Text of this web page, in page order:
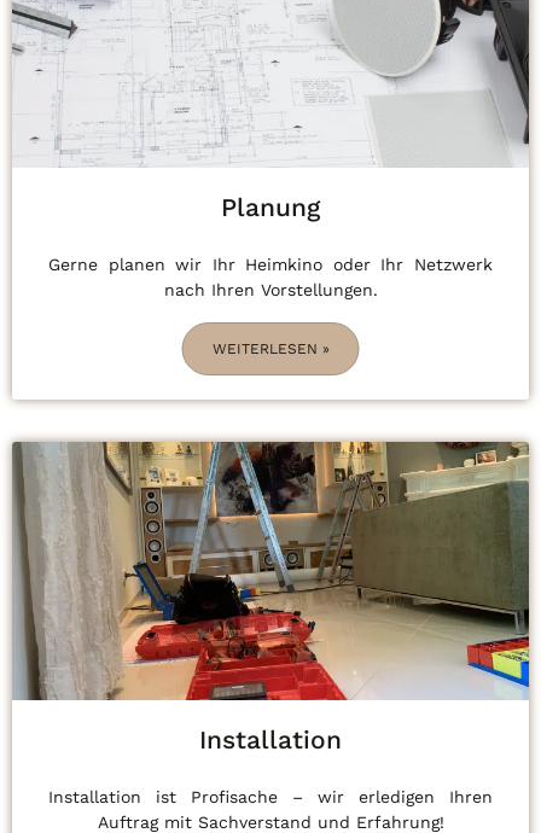
Planung
Gerne planen wir Ihr Heimkino oder Ihr Netzwerk
nach Ihren Vorstellungen.
WEITERLESEN »
Installation
Installation ist Profisache – wir erledigen Ihren
Auftrag mit Sachverstand und Erfahrung!